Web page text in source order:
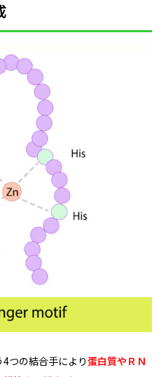
4つの結合手により蛋白質やＲＮ